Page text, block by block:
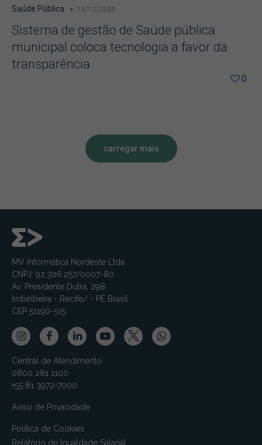
Saúde Pública 14/12/2020
Sistema de gestão de Saúde pública
municipal coloca tecnologia a favor da
transparência
0
carregar mais
MV Informática Nordeste Ltda
CNPJ: 92.306.257/0007-80
Av. Presidente Dutra, 298
Imbiribeira - Recife/ - PE Brasil
CEP 51190-515
Central de Atendimento
0800 281 1100
+55 81 3972-7000
Aviso de Privacidade
Política de Cookies
Relatório de Igualdade Salarial